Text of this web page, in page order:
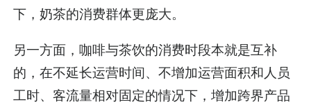
下，奶茶的消费群体更庞大。
另一方面，咖啡与茶饮的消费时段本就是互补
的，在不延长运营时间、不增加运营面积和人员
工时、客流量相对固定的情况下，增加跨界产品